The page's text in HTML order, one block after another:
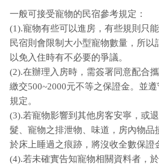
一般可接受寵物的民宿參考規定：
(1).寵物有些可以進房，有些規則只
民宿則會限制大小型寵物數量，所以
以免入住時有不必要的爭議。
(2).在辦理入房時，需簽署同意配合
繳交500~2000元不等之保證金。並
規定。
(3).若寵物影響到其他房客安寧，或
髮、寵物之排泄物、味道，房內物品
於床上睡過之痕跡，將沒收全數保證
(4).若未確實告知寵物相關資料者，